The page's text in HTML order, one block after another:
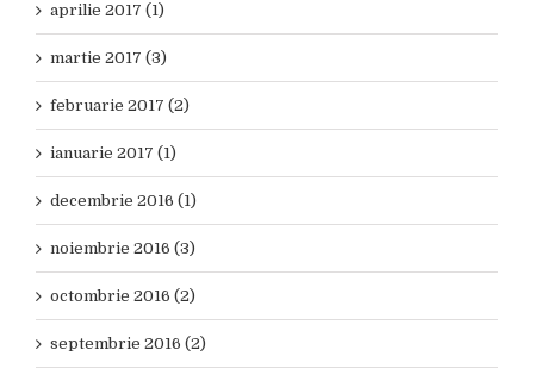
aprilie 2017 (1)
martie 2017 (3)
februarie 2017 (2)
ianuarie 2017 (1)
decembrie 2016 (1)
noiembrie 2016 (3)
octombrie 2016 (2)
septembrie 2016 (2)